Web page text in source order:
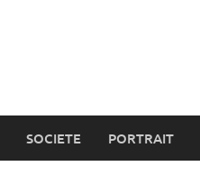
SOCIETE PORTRAIT